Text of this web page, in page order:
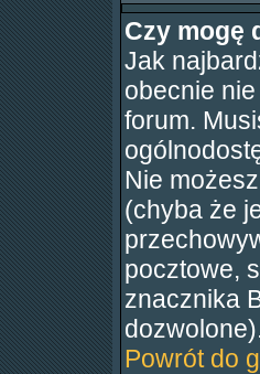
Czy mogę
Jak
obecnie
forum.
Nie
(chyba że
pocztowe,
znacznika
Powrót do